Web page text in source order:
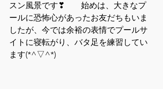
スン風景です❣　　始めは、大きなプ
ールに恐怖心があったお友だちもいま
したが、今では余裕の表情でプールサ
イトに寝転がり、バタ足を練習してい
ます(*^▽^*)